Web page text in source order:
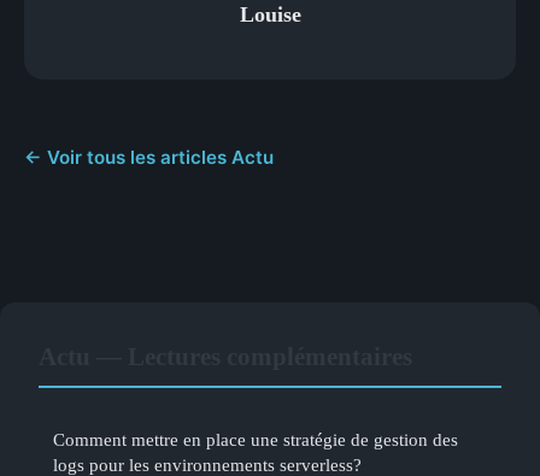
Louise
← Voir tous les articles Actu
Comment mettre en place une stratégie de gestion des
logs pour les environnements serverless?